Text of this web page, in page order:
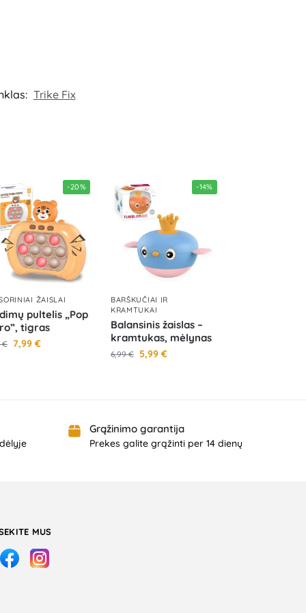
Trike Fix
-20%
ŽAISLAI
pultelis „Pop
tigras
€ 7,99€
-14%
BARŠKUČIAI IR
KRAMTUKAI
Balansinis žaislas –
kramtukas, mėlynas
6,99€ 5,99 €
Grąžinimo garantija
Prekes galite grąžinti per 14 dienų
MUS